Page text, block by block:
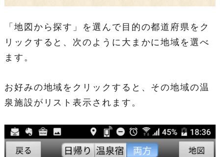
「地図から探す」を選んで目的の都道府県をク
リックすると、次のように大まかに地域を選べ
ます。
お好みの地域をクリックすると、その地域の温
泉施設がリスト表示されます。